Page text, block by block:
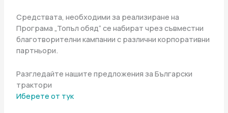
Средствата, необходими за реализиране на
Програма „Топъл обяд“ се набират чрез съвместни
благотворителни кампании с различни корпоративни
партньори.
Разгледайте нашите предложения за Български
трактори
Иберете от тук